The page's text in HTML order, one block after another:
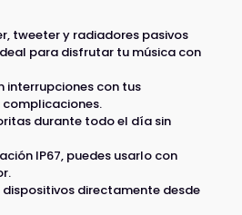
tweeter y radiadores pasivos
para disfrutar tu música con
interrupciones con tus
complicaciones.
durante todo el día sin
IP67, puedes usarlo con
directamente desde